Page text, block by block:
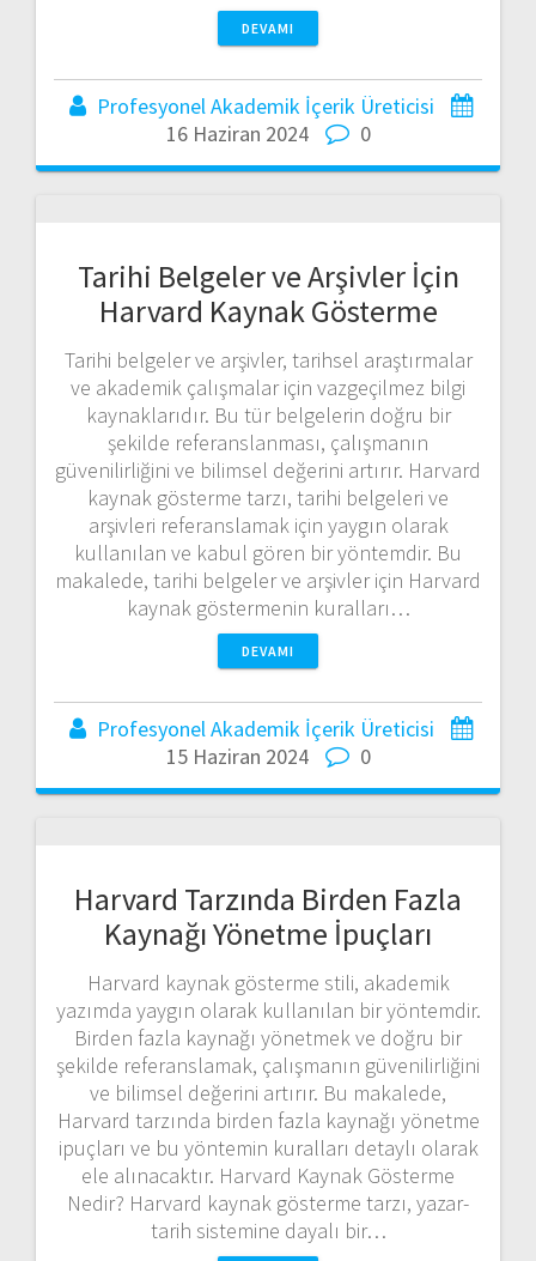
DEVAMI
Profesyonel Akademik İçerik Üreticisi
16 Haziran 2024
0
Tarihi Belgeler ve Arşivler İçin
Harvard Kaynak Gösterme
Tarihi belgeler ve arşivler, tarihsel araştırmalar
ve akademik çalışmalar için vazgeçilmez bilgi
kaynaklarıdır. Bu tür belgelerin doğru bir
şekilde referanslanması, çalışmanın
güvenilirliğini ve bilimsel değerini artırır. Harvard
kaynak gösterme tarzı, tarihi belgeleri ve
arşivleri referanslamak için yaygın olarak
kullanılan ve kabul gören bir yöntemdir. Bu
makalede, tarihi belgeler ve arşivler için Harvard
kaynak göstermenin kuralları…
DEVAMI
Profesyonel Akademik İçerik Üreticisi
15 Haziran 2024
0
Harvard Tarzında Birden Fazla
Kaynağı Yönetme İpuçları
Harvard kaynak gösterme stili, akademik
yazımda yaygın olarak kullanılan bir yöntemdir.
Birden fazla kaynağı yönetmek ve doğru bir
şekilde referanslamak, çalışmanın güvenilirliğini
ve bilimsel değerini artırır. Bu makalede,
Harvard tarzında birden fazla kaynağı yönetme
ipuçları ve bu yöntemin kuralları detaylı olarak
ele alınacaktır. Harvard Kaynak Gösterme
Nedir? Harvard kaynak gösterme tarzı, yazar-
tarih sistemine dayalı bir…